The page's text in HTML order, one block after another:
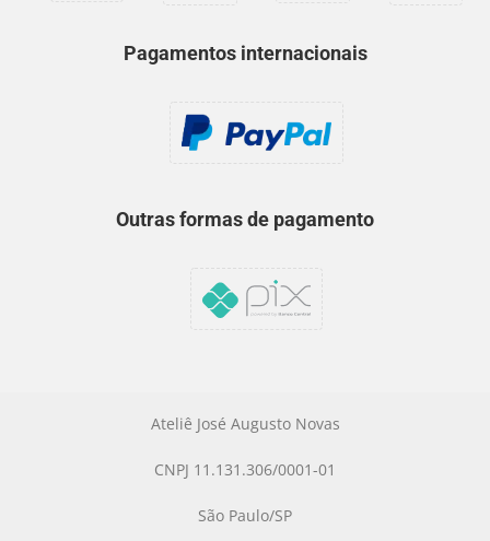
Pagamentos internacionais
Outras formas de pagamento
Ateliê José Augusto Novas
CNPJ 11.131.306/0001-01
São Paulo/SP